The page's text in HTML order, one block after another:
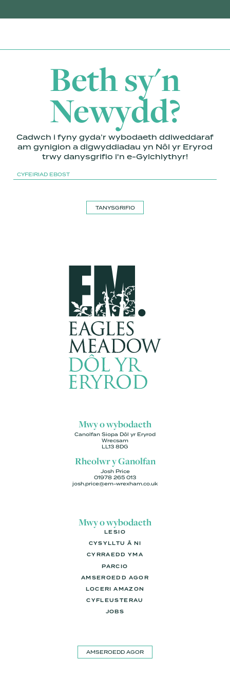
Beth sy'n
Newydd?
Cadwch i fyny gyda’r wybodaeth ddiweddaraf
am gynigion a digwyddiadau yn Nôl yr Eryrod
trwy danysgrifio i'n e-Gylchlythyr!
Mwy o wybodaeth
Canolfan Siopa Dôl yr Eryrod
Wrecsam
LL13 8DG
Rheolwr y Ganolfan
Josh Price
01978 265 013
josh.price@em-wrexham.co.uk
Mwy o wybodaeth
LESIO
CYSYLLTU Â NI
CYRRAEDD YMA
PARCIO
AMSEROEDD AGOR
LOCERI AMAZON
CYFLEUSTERAU
JOBS
AMSEROEDD AGOR